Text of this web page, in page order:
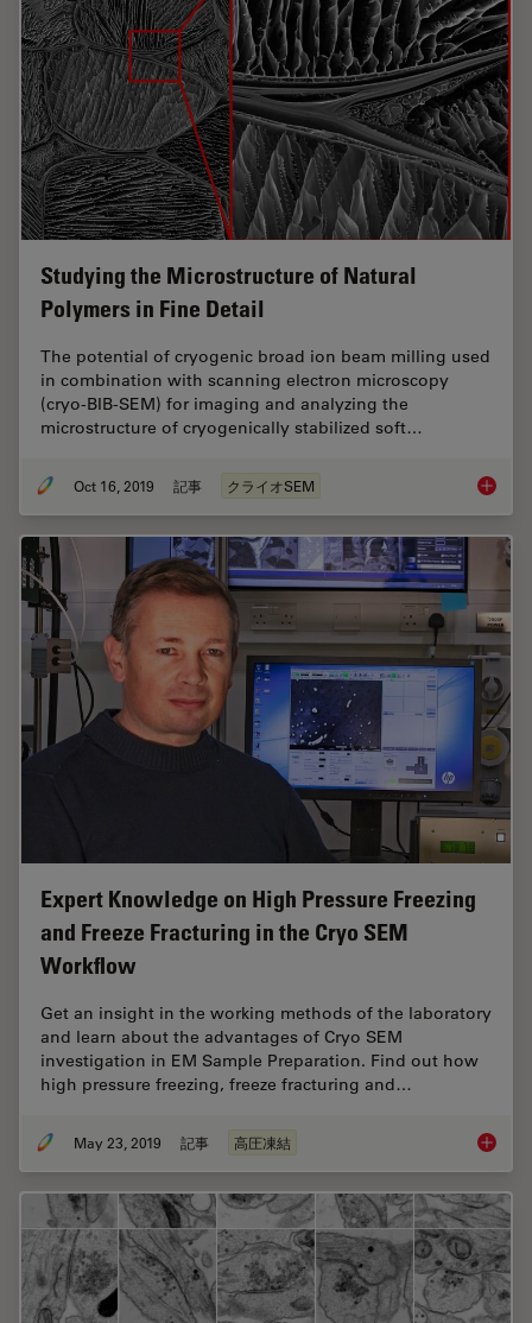
Studying the Microstructure of Natural
Polymers in Fine Detail
The potential of cryogenic broad ion beam milling used
in combination with scanning electron microscopy
(cryo-BIB-SEM) for imaging and analyzing the
microstructure of cryogenically stabilized soft…
Oct 16, 2019 記事 クライオSEM
Expert Knowledge on High Pressure Freezing
and Freeze Fracturing in the Cryo SEM
Workflow
Get an insight in the working methods of the laboratory
and learn about the advantages of Cryo SEM
investigation in EM Sample Preparation. Find out how
high pressure freezing, freeze fracturing and…
May 23, 2019 記事 高圧凍結 Expert